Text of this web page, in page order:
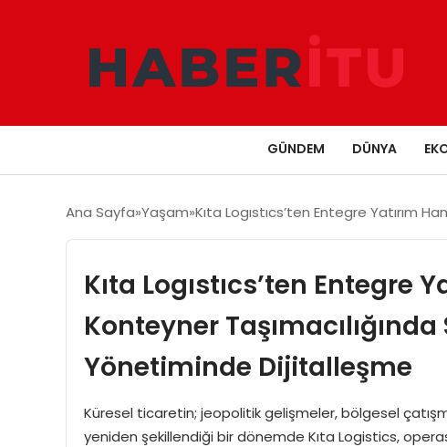
GÜNDEM DÜNYA
Ana Sayfa Yaşam Kıta Logıstıcs’ten Entegre Yatırım
Kıta Logıstıcs’ten Entegre
Konteyner
Yönetiminde Dijitalleşme
Küresel ticaretin; jeopolitik gelişmeler, bölgesel
yeniden şekillendiği bir dönemde Kıta Logistics,